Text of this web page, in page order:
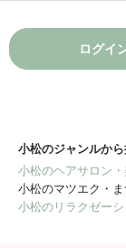
ログイ
小松のジャンルか
小松のヘアサロン
小松のマツエク・
小松のリラクゼー